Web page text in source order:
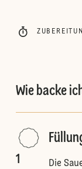
Wie backe
1
Die